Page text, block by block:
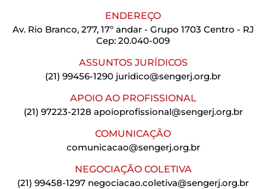
ENDEREÇO
Av. Rio Branco, 277, 17º andar - Grupo 1703 Centro - RJ
Cep: 20.040-009
ASSUNTOS JURÍDICOS
(21) 99456-1290 juridico@sengerj.org.br
APOIO AO PROFISSIONAL
(21) 97223-2128 apoioprofissional@sengerj.org.br
COMUNICAÇÃO
comunicacao@sengerj.org.br
NEGOCIAÇÃO COLETIVA
(21) 99458-1297 negociacao.coletiva@sengerj.org.br